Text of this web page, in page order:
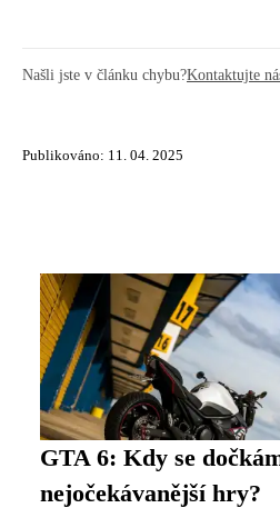
Našli jste v článku chybu?Kontaktujte
Publikováno: 11. 04. 2025
GTA 6: Kdy se
nejočekávanější hry?